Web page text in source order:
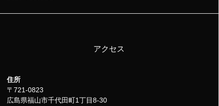
アクセス
住所
〒721-0823
広島県福山市千代田町1丁目8-30